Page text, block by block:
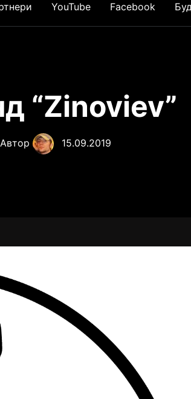
YouTube Facebook
“Zinoviev”
Автор 15.09.2019